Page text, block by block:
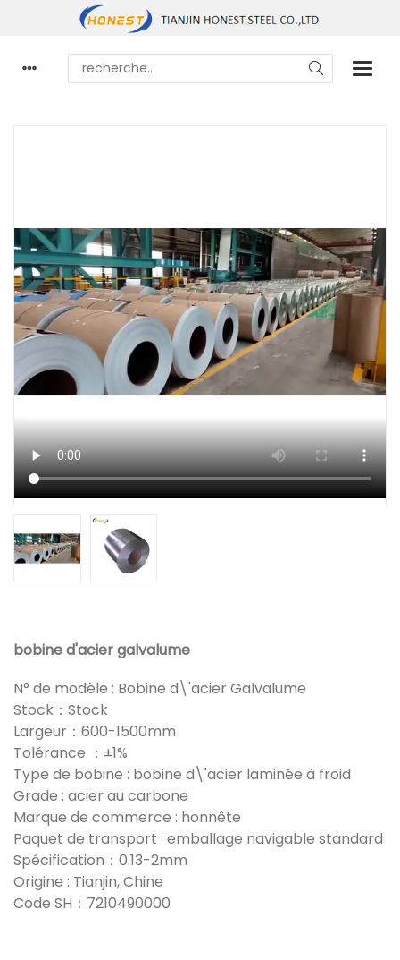
bobine d'acier galvalume
N° de modèle : Bobine d\'acier Galvalume
Stock：Stock
Largeur：600-1500mm
Tolérance ：±1%
Type de bobine : bobine d\'acier laminée à froid
Grade : acier au carbone
Marque de commerce : honnête
Paquet de transport : emballage navigable standard
Spécification：0.13-2mm
Origine : Tianjin, Chine
Code SH：7210490000